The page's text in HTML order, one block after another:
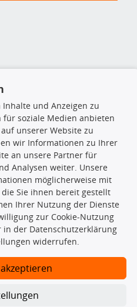
die gesamte Datenbank dürfen
gesamte Datenbank ohne
vervielfältigen, zu verbreiten
ausführen zu lassen. Ein
identifizierte Ersatzteil
notwendig, um
Inhalte und Anzeigen zu
für soziale Medien anbieten
unserer Website zu
wir Informationen zu Ihrer
an unsere Partner für
Analysen weiter. Unsere
möglicherweise mit
Sie ihnen bereit gestellt
Ihrer Nutzung der Dienste
zur Cookie-Nutzung
in der Datenschutzerklärung
widerrufen.